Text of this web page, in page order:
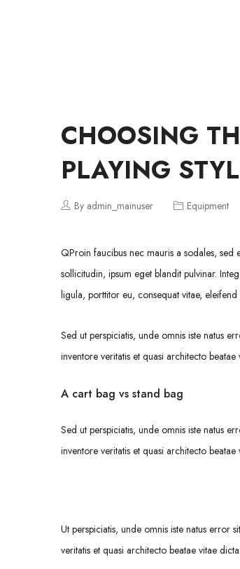
CHOOSING
PLAYING
By admin_mainuser Equipment
QProin faucibus nec mauris a sodales, sed
sollicitudin, ipsum eget blandit pulvinar.
ligula, porttitor eu, consequat vitae, eleifend
Sed ut perspiciatis, unde omnis iste natus
inventore veritatis et quasi architecto beatae
A cart bag vs stand bag
Sed ut perspiciatis, unde omnis iste natus
inventore veritatis et quasi architecto beatae
Ut perspiciatis, unde omnis iste natus error
veritatis et quasi architecto beatae vitae